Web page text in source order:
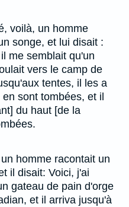
voilà, un homme
songe, et lui disait :
me semblait qu'un
vers le camp de
tentes, il les a
sont tombées, et il
du haut [de la
homme racontait un
il disait: Voici, j'ai
gateau de pain d'orge
et il arriva jusqu'à